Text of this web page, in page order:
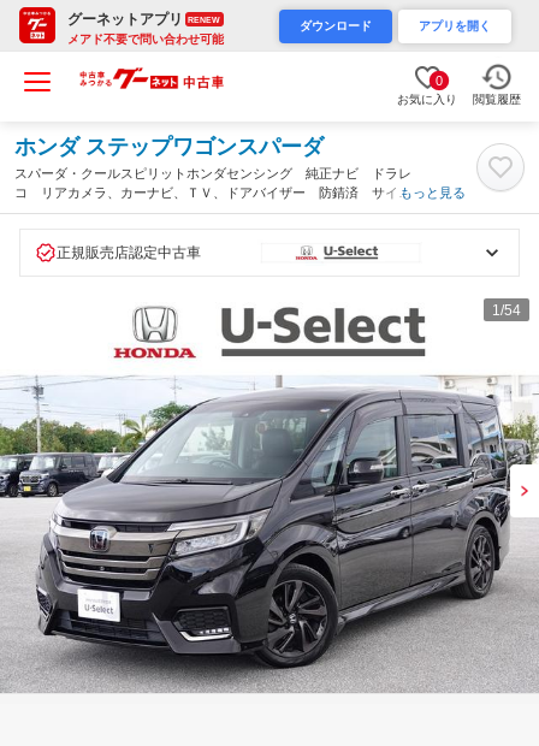
グーネットアプリ RENEW
メアド不要で問い合わせ可能
ダウンロード アプリを開く
0
お気に入り 閲覧履歴
ホンダ ステップワゴンスパーダ
スパーダ・クールスピリットホンダセンシング 純正ナビ ドラレ
コ リアカメラ、カーナビ、ＴＶ、ドアバイザー 防錆済 サイド
エアバック スマートキ 左右電動スライドドア バックモニタ
ＡＣ（沖縄県）
もっと見る
正規販売店認定中古車
1 /54